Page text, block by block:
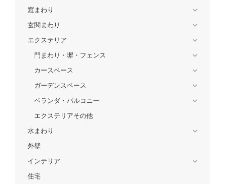
窓まわり
玄関まわり
エクステリア
門まわり・塀・フェンス
カースペース
ガーデンスペース
ベランダ・バルコニー
エクステリアその他
水まわり
外壁
インテリア
住宅